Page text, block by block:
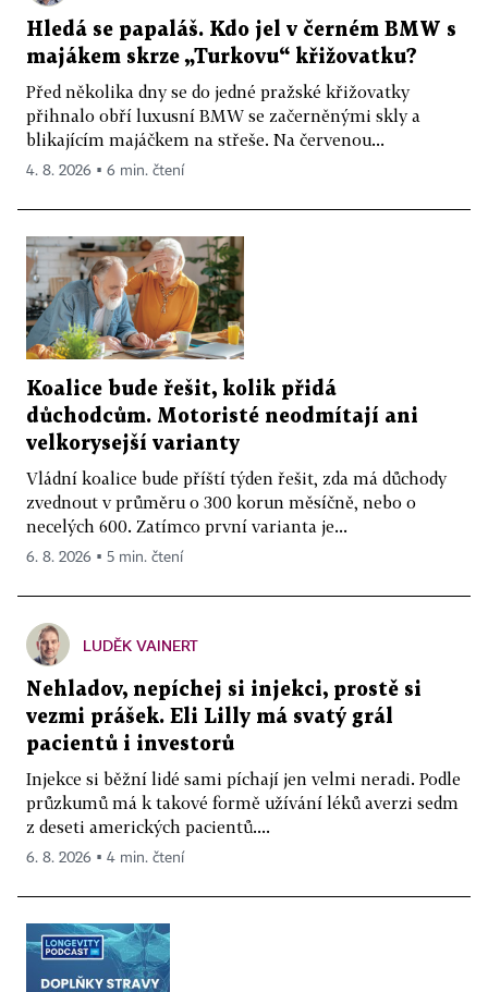
Hledá se papaláš. Kdo jel v černém BMW s
majákem skrze „Turkovu“ křižovatku?
Před několika dny se do jedné pražské křižovatky
přihnalo obří luxusní BMW se začerněnými skly a
blikajícím majáčkem na střeše. Na červenou...
4. 8. 2026 ▪ 6 min. čtení
Koalice bude řešit, kolik přidá
důchodcům. Motoristé neodmítají ani
velkorysejší varianty
Vládní koalice bude příští týden řešit, zda má důchody
zvednout v průměru o 300 korun měsíčně, nebo o
necelých 600. Zatímco první varianta je...
6. 8. 2026 ▪ 5 min. čtení
LUDĚK VAINERT
Nehladov, nepíchej si injekci, prostě si
vezmi prášek. Eli Lilly má svatý grál
pacientů i investorů
Injekce si běžní lidé sami píchají jen velmi neradi. Podle
průzkumů má k takové formě užívání léků averzi sedm
z deseti amerických pacientů....
6. 8. 2026 ▪ 4 min. čtení